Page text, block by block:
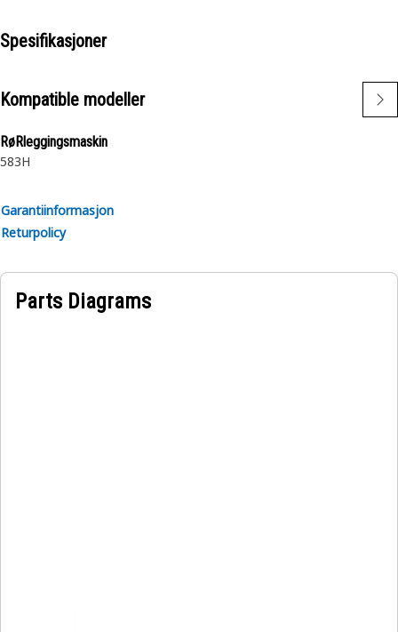
Spesifikasjoner
Kompatible modeller
RøRleggingsmaskin
583H
Garantiinformasjon
Returpolicy
Parts Diagrams